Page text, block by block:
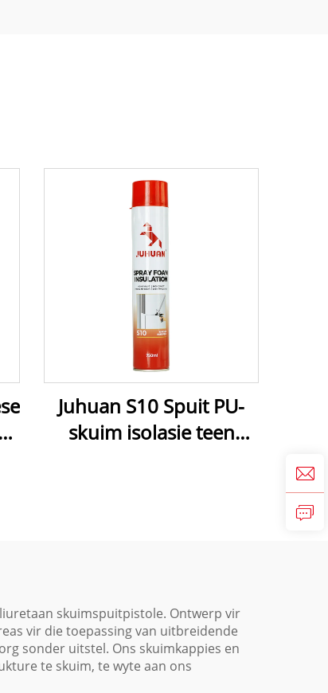
Juhuan S10 Spuit PU-
skuim isolasie teen
skuimspuitpistole. Ontwerp vir
vir die toepassing van uitbreidende
sonder uitstel. Ons skuimkappies en
te skuim, te wyte aan ons